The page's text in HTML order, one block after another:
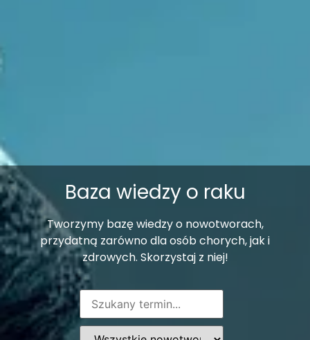
Baza wiedzy o raku
Tworzymy bazę wiedzy o nowotworach,
przydatną zarówno dla osób chorych, jak i
zdrowych. Skorzystaj z niej!